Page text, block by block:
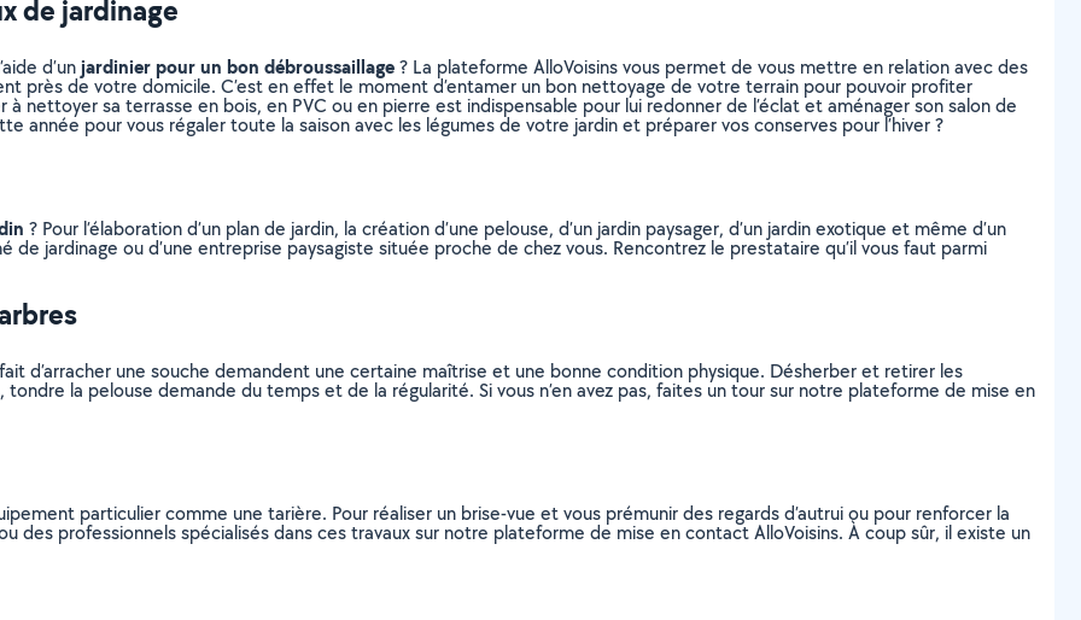
de jardinage
d’unjardinier pour un bon débroussaillage? La plateforme AlloVoisins vous permet de vous mettre en relation avec des
près de votre domicile. C’est en effet le moment d’entamer un bon nettoyage de votre terrain pour pouvoir profiter
à nettoyer sa terrasse en bois, en PVC ou en pierre est indispensable pour lui redonner de l’éclat et aménager son salon de
année pour vous régaler toute la saison avec les légumes de votre jardin et préparer vos conserves pour l’hiver ?
? Pour l’élaboration d’un plan de jardin, la création d’une pelouse, d’un jardin paysager, d’un jardin exotique et même d’un
de jardinage ou d’une entreprise paysagiste située proche de chez vous. Rencontrez le prestataire qu’il vous faut parmi
fait d’arracher une souche demandent une certaine maîtrise et une bonne condition physique. Désherber et retirer les
la pelouse demande du temps et de la régularité. Si vous n’en avez pas, faites un tour sur notre plateforme de mise en
particulier comme une tarière. Pour réaliser un brise-vue et vous prémunir des regards d’autrui ou pour renforcer la
des professionnels spécialisés dans ces travaux sur notre plateforme de mise en contact AlloVoisins. À coup sûr, il existe un